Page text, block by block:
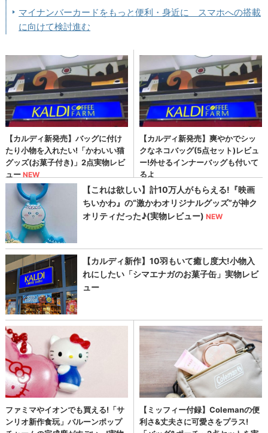
マイナンバーカードをもっと便利・身近に スマホへの搭載
に向けて検討進む